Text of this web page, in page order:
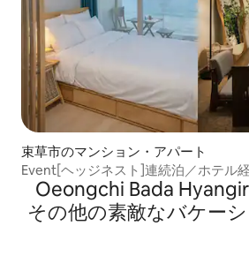
束草市のマンション・アパート
Event[ヘッジネスト]連続泊／ホテル
ンビュー／OTT／高層階／お茶／フォ
ラン／最大2名
Oeongchi Bada
そ⁠の⁠他⁠の素⁠敵⁠なバ⁠ケ⁠ー⁠